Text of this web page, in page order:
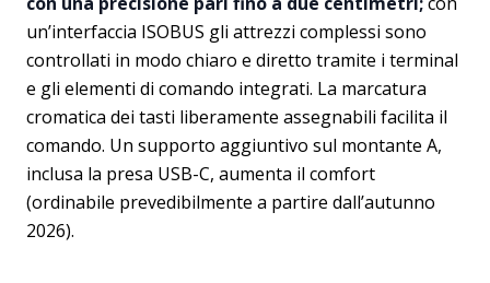
un’interfaccia ISOBUS gli attrezzi complessi sono
controllati in modo chiaro e diretto tramite i terminal
e gli elementi di comando integrati. La marcatura
cromatica dei tasti liberamente assegnabili facilita il
comando. Un supporto aggiuntivo sul montante A,
inclusa la presa USB-C, aumenta il comfort
(ordinabile prevedibilmente a partire dall’autunno
2026).